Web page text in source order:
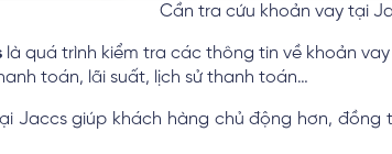
Cần tra cứu khoản vay tại
là quá trình kiểm tra các thông tin về khoản
toán, lãi suất, lịch sử thanh toán…
Jaccs giúp khách hàng chủ động hơn,